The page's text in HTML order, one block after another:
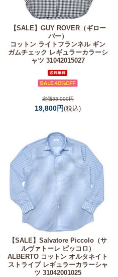
【SALE】 GUY ROVER（ギロー
バー）
コットン ライトフランネル ギン
ガムチェック レギュラーカラーシ
ャツ 31042015027
定価33,000円
19,800円(税込)
【SALE】Salvatore Piccolo（サ
ルヴァトーレ ピッコロ）
ALBERTO コットン オルタネイト
ストライプ レギュラーカラーシャ
ツ 31042001025